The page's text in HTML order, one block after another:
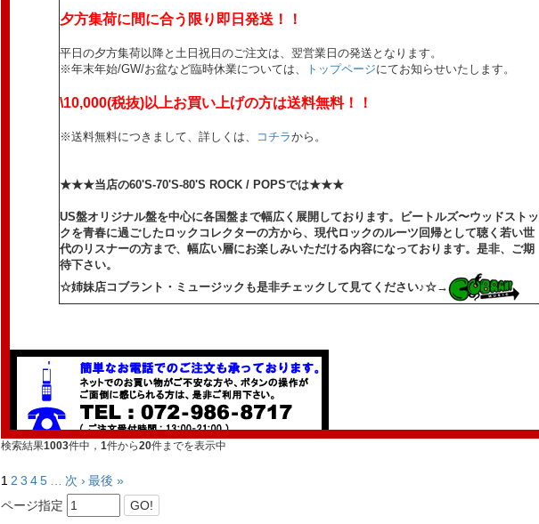
夕方集荷に間に合う限り即日発送！！
平日の夕方集荷以降と土日祝日のご注文は、翌営業日の発送となります。
※年末年始/GW/お盆など臨時休業については、
トップページにてお知らせいたします。
\10,000(税抜)以上お買い上げの方は送料無料！！
※送料無料につきまして、詳しくは、 コチラから。
★★★当店の60'S-70'S-80'S ROCK / POPSでは★★★
US盤オリジナル盤を中心に各国盤まで幅広く展開しております。ビートルズ〜ウッドストッ
クを青春に過ごしたロックコレクターの方から、現代ロックのルーツ回帰として聴く若い世
代のリスナーの方まで、幅広い層にお楽しみいただける内容になっております。是非、ご期
待下さい。
☆姉妹店コブラント・ミュージックも是非チェックして見てください♪☆→
検索結果1003件中， 1件から20件までを表示中
12 3 45 … 次 › 最後 »
ページ指定
GO!